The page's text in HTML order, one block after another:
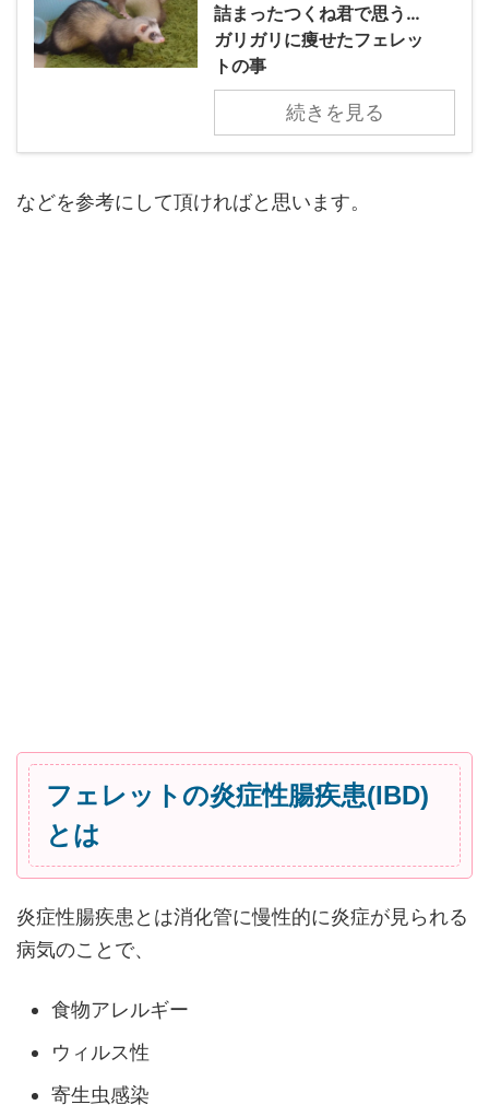
詰まったつくね君で思う…
ガリガリに痩せたフェレッ
トの事
続きを見る
などを参考にして頂ければと思います。
フェレットの炎症性腸疾患(IBD)
とは
炎症性腸疾患とは消化管に慢性的に炎症が見られる
病気のことで、
食物アレルギー
ウィルス性
寄生虫感染